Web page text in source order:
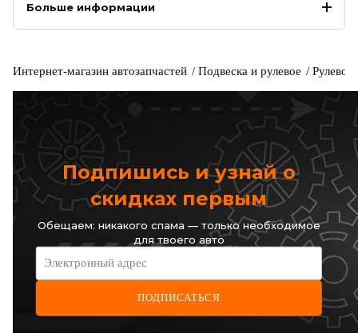
Больше информации
Интернет-магазин автозапчастей Подвеска и рулевое Рулевое
Подпишись и узнай о
скидках первым
Обещаем: никакого спама — только необходимое
для твоего авто
Электронный адрес
ПОДПИСАТЬСЯ